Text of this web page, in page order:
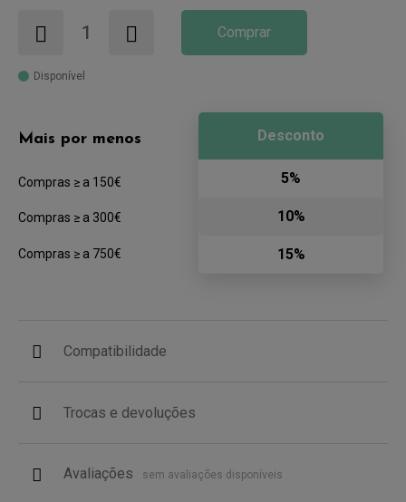
Comprar
Disponível
Mais por menos
Compras ≥ a 150€
Compras ≥ a 300€
Compras ≥ a 750€
Desconto
5%
10%
15%
Compatibilidade
Trocas e devoluções
Avaliações sem avaliações disponíveis